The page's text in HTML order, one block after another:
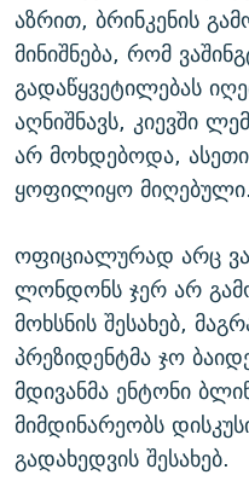
აზრით, ბრინკენის
მინიშნება, რომ
გადაწყვეტილებას
აღნიშნავს, კიევში
არ მოხდებოდა,
ყოფილიყო მიღებული.
ოფიციალურად არც
ლონდონს ჯერ არ
მოხსნის შესახებ,
პრეზიდენტმა ჯო
მდივანმა ენტონი
მიმდინარეობს
გადახედვის შესახებ.